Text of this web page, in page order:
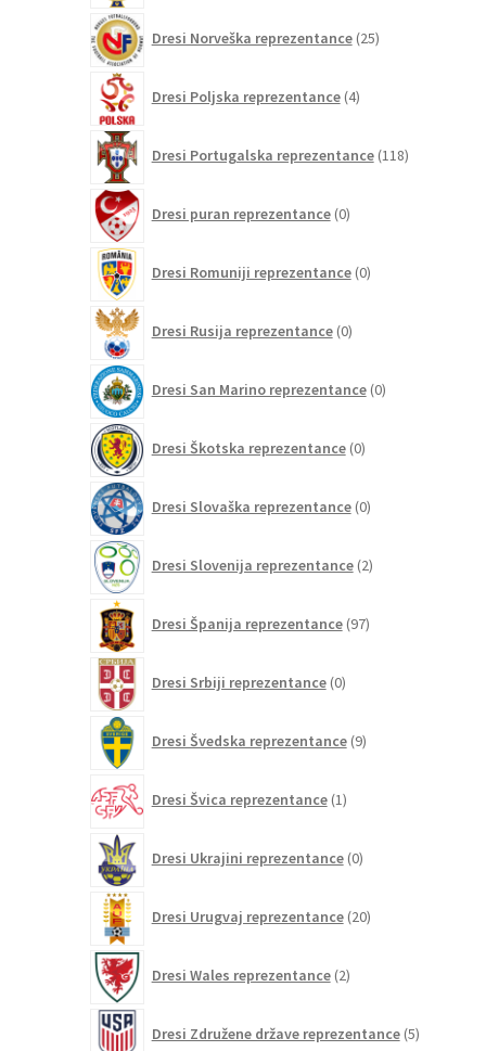
Dresi Norveška reprezentance 25izdelkov
Dresi Poljska reprezentance 4izdelki
Dresi Portugalska reprezentance 118izdelkov
Dresi puran reprezentance 0izdelkov
Dresi Romuniji reprezentance 0izdelkov
Dresi Rusija reprezentance 0izdelkov
Dresi San Marino reprezentance 0izdelkov
Dresi Škotska reprezentance 0izdelkov
Dresi Slovaška reprezentance 0izdelkov
Dresi Slovenija reprezentance 2izdelka
Dresi Španija reprezentance 97izdelkov
Dresi Srbiji reprezentance 0izdelkov
Dresi Švedska reprezentance 9izdelkov
Dresi Švica reprezentance 1izdelek
Dresi Ukrajini reprezentance 0izdelkov
Dresi Urugvaj reprezentance 20izdelkov
Dresi Wales reprezentance 2izdelka
Dresi Združene države reprezentance 5izdelkov